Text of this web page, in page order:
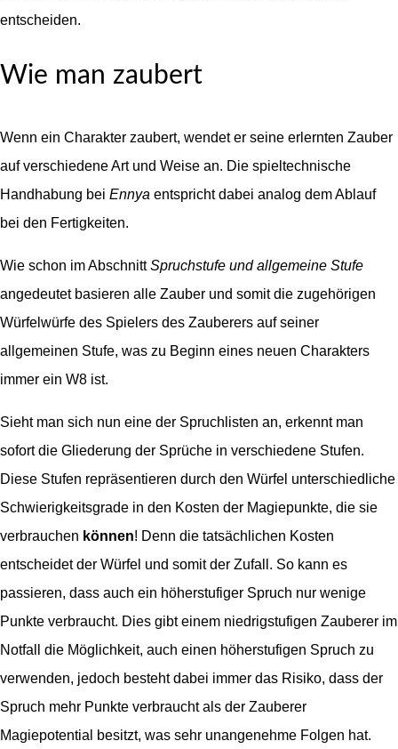
entscheiden.
Wie man zaubert
Wenn ein Charakter zaubert, wendet er seine erlernten Zauber
auf verschiedene Art und Weise an. Die spieltechnische
Handhabung bei Ennya entspricht dabei analog dem Ablauf
bei den Fertigkeiten.
Wie schon im AbschnittSpruchstufe und allgemeine Stufe
angedeutet basieren alle Zauber und somit die zugehörigen
Würfelwürfe des Spielers des Zauberers auf seiner
allgemeinen Stufe, was zu Beginn eines neuen Charakters
immer ein W8 ist.
Sieht man sich nun eine der Spruchlisten an, erkennt man
sofort die Gliederung der Sprüche in verschiedene Stufen.
Diese Stufen repräsentieren durch den Würfel unterschiedliche
Schwierigkeitsgrade in den Kosten der Magiepunkte, die sie
verbrauchen können! Denn die tatsächlichen Kosten
entscheidet der Würfel und somit der Zufall. So kann es
passieren, dass auch ein höherstufiger Spruch nur wenige
Punkte verbraucht. Dies gibt einem niedrigstufigen Zauberer im
Notfall die Möglichkeit, auch einen höherstufigen Spruch zu
verwenden, jedoch besteht dabei immer das Risiko, dass der
Spruch mehr Punkte verbraucht als der Zauberer
Magiepotential besitzt, was sehr unangenehme Folgen hat.